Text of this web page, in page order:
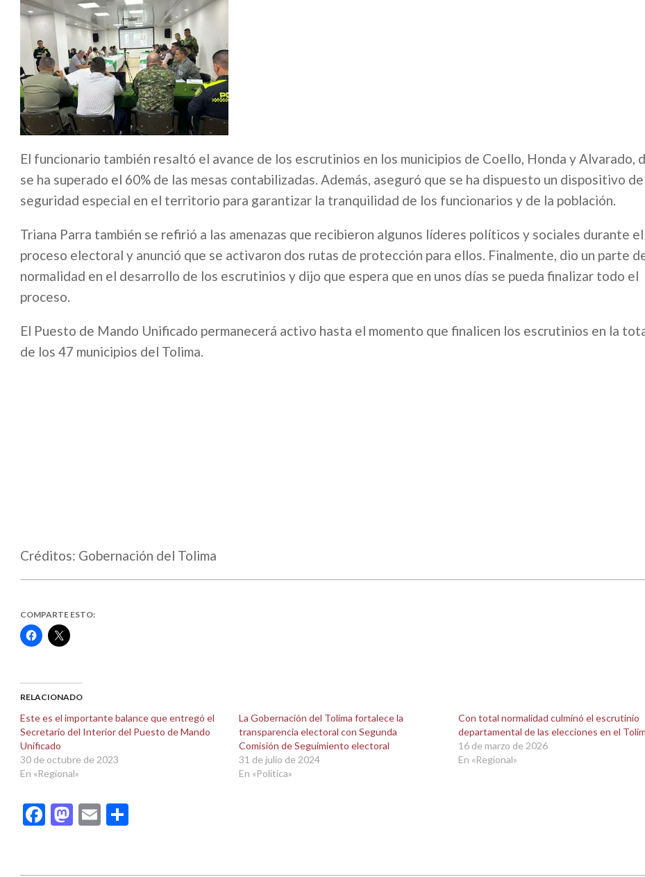
El funcionario también resaltó el avance de los escrutinios en los municipios de Coello, Honda y Alvarado,
se ha superado el 60% de las mesas contabilizadas. Además, aseguró que se ha dispuesto un dispositivo de
seguridad especial en el territorio para garantizar la tranquilidad de los funcionarios y de la población.
Triana Parra también se refirió a las amenazas que recibieron algunos líderes políticos y sociales durante el
proceso electoral y anunció que se activaron dos rutas de protección para ellos. Finalmente, dio un parte
normalidad en el desarrollo de los escrutinios y dijo que espera que en unos días se pueda finalizar todo el
proceso.
El Puesto de Mando Unificado permanecerá activo hasta el momento que finalicen los escrutinios en la
de los 47 municipios del Tolima.
Créditos: Gobernación del Tolima
COMPARTE ESTO:
Haz
clic
(Se
abre
una
ventana
nueva)
Haz
clic
(Se
abre
una
ventana
nueva)
RELACIONADO
Este es el importante balance que entregó el
Secretario del Interior del Puesto de Mando
Unificado
30 de octubre de 2023
En «Regional»
La Gobernación del Tolima fortalece la
transparencia electoral con Segunda
Comisión de Seguimiento electoral
31 de julio de 2024
En «Política»
Con total normalidad culminó el escrutinio
departamental de las elecciones en el
16 de marzo de 2026
En «Regional»
Facebook
Mastodon
Email